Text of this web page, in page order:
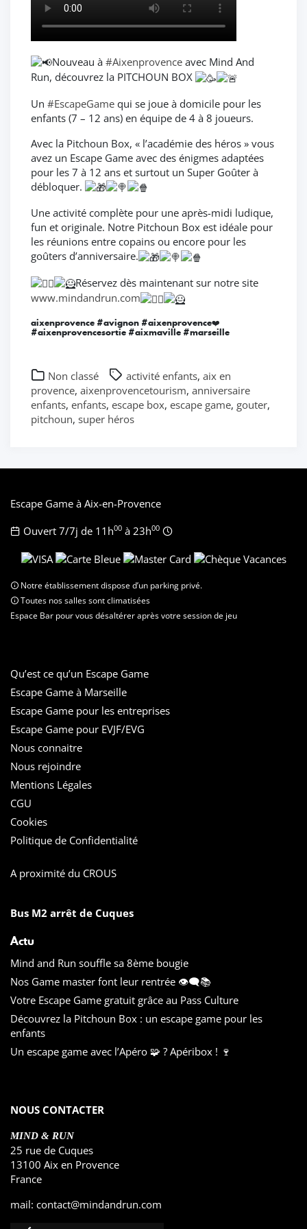
Nouveau à #Aixenprovence avec Mind And
Run, découvrez la PITCHOUN BOX
Un #EscapeGame qui se joue à domicile pour les
enfants (7 – 12 ans) en équipe de 4 à 8 joueurs.
Avec la Pitchoun Box, « l’académie des héros » vous
avez un Escape Game avec des énigmes adaptées
pour les 7 à 12 ans et surtout un Super Goûter à
débloquer.
Une activité complète pour une après-midi ludique,
fun et originale. Notre Pitchoun Box est idéale pour
les réunions entre copains ou encore pour les
goûters d’anniversaire.
Réservez dès maintenant sur notre site
www.mindandrun.com
aixenprovence #avignon #aixenprovence❤️
#aixenprovencesortie #aixmaville #marseille
Non classé activité enfants, aix en
provence, aixenprovencetourism, anniversaire
enfants, enfants, escape box, escape game, gouter,
pitchoun, super héros
Escape Game à Aix-en-Provence
Ouvert 7/7j de 11h00 à 23h00
Notre établissement dispose d’un parking privé.
Toutes nos salles sont climatisées
Espace Bar pour vous désaltérer après votre session de jeu
Qu’est ce qu’un Escape Game
Escape Game à Marseille
Escape Game pour les entreprises
Escape Game pour EVJF/EVG
Nous connaitre
Nous rejoindre
Mentions Légales
CGU
Cookies
Politique de Confidentialité
A proximité du CROUS
Bus M2 arrêt de Cuques
Actu
Mind and Run souffle sa 8ème bougie
Nos Game master font leur rentrée 👁️‍🗨️📚
Votre Escape Game gratuit grâce au Pass Culture
Découvrez la Pitchoun Box : un escape game pour les
enfants
Un escape game avec l’Apéro 🧩 ? Apéribox ! 🍷
NOUS CONTACTER
MIND & RUN
25 rue de Cuques
13100 Aix en Provence
France
mail: contact@mindandrun.com